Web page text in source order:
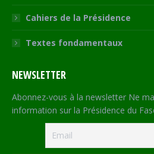
Cahiers de la Présidence
Textes fondamentaux
NEWSLETTER
Abonnez-vous à la newsletter Ne
information sur la Présidence du